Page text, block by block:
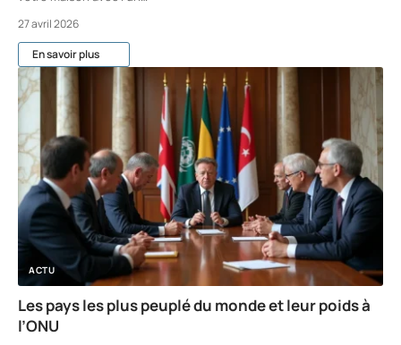
27 avril 2026
En savoir plus
ACTU
Les pays les plus peuplé du monde et leur poids à
l’ONU